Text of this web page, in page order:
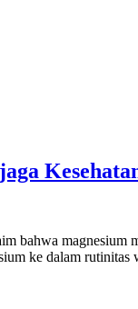
bahwa
ke dalam rutinitas